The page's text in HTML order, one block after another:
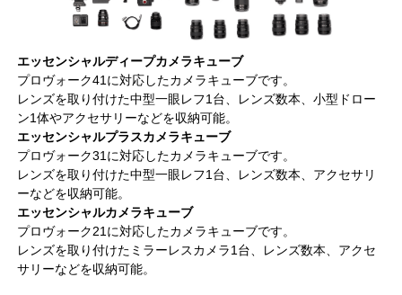
エッセンシャルディープカメラキューブ
プロヴォーク41に対応したカメラキューブです。
レンズを取り付けた中型一眼レフ1台、レンズ数本、小型ドロー
ン1体やアクセサリーなどを収納可能。
エッセンシャルプラスカメラキューブ
プロヴォーク31に対応したカメラキューブです。
レンズを取り付けた中型一眼レフ1台、レンズ数本、アクセサリ
ーなどを収納可能。
エッセンシャルカメラキューブ
プロヴォーク21に対応したカメラキューブです。
レンズを取り付けたミラーレスカメラ1台、レンズ数本、アクセ
サリーなどを収納可能。